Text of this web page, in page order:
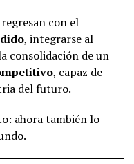
con el
, integrarse al
consolidación de un
, capaz de
del futuro.
ahora también lo